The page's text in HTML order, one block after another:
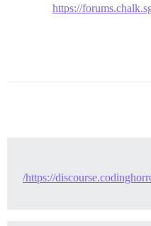
https://
https://